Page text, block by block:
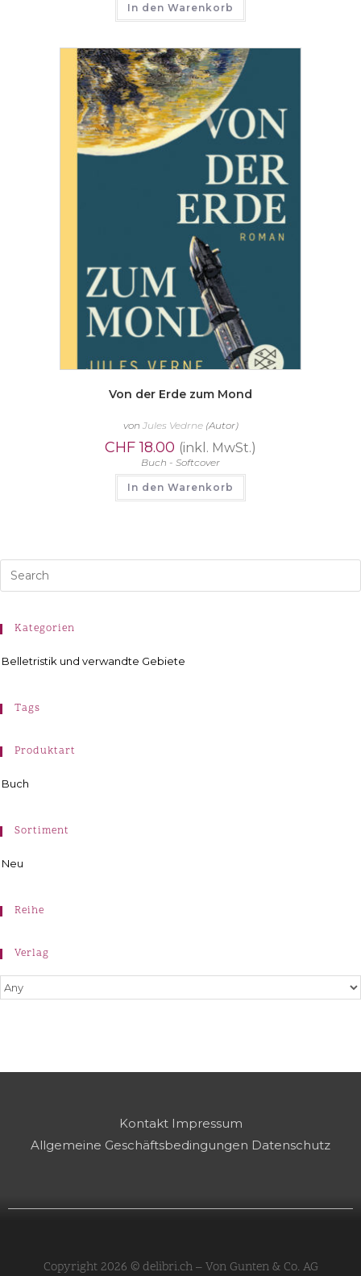
In den Warenkorb
Von der Erde zum Mond
von Jules Vedrne(Autor)
CHF18.00 (inkl. MwSt.)
Buch - Softcover
In den Warenkorb
Kategorien
Belletristik und verwandte Gebiete
Tags
Produktart
Buch
Sortiment
Neu
Reihe
Verlag
Kontakt Impressum
Allgemeine Geschäftsbedingungen Datenschutz
Copyright 2026 © delibri.ch – Von Gunten & Co. AG